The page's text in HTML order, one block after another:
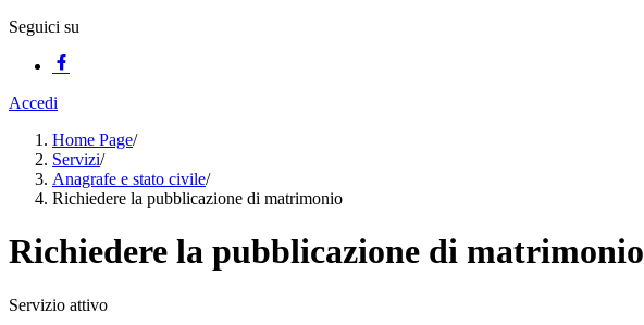
Seguici su
Accedi
Home Page/
Servizi/
Anagrafe e stato civile/
Richiedere la pubblicazione di matrimonio
Richiedere la pubblicazione di matrimonio
Servizio attivo